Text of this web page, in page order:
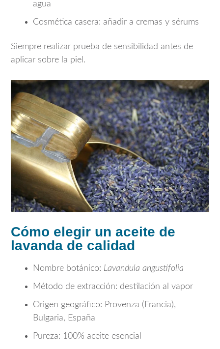
agua
Cosmética casera: añadir a cremas y sérums
Siempre realizar prueba de sensibilidad antes de
aplicar sobre la piel.
Cómo elegir un aceite de
lavanda de calidad
Nombre botánico: Lavandula angustifolia
Método de extracción: destilación al vapor
Origen geográfico: Provenza (Francia),
Bulgaria, España
Pureza: 100% aceite esencial